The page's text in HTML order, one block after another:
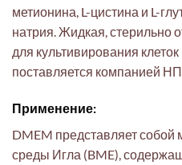
метионина, L-цистина и L-
натрия. Жидкая, стерильно
для культивирования
поставляется компанией
Применение:
DMEM представляет
среды Игла (BME),